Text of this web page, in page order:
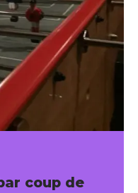
coup de